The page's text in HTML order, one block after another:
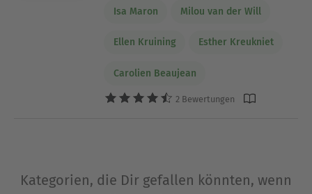
Isa Maron Milou van der Will
Ellen Kruining Esther Kreukniet
Carolien Beaujean
2 Bewertungen
Kategorien, die Dir gefallen könnten, wenn